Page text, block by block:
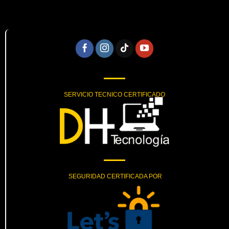
SERVICIO TECNICO CERTIFICADO
SEGURIDAD CERTIFICADA POR